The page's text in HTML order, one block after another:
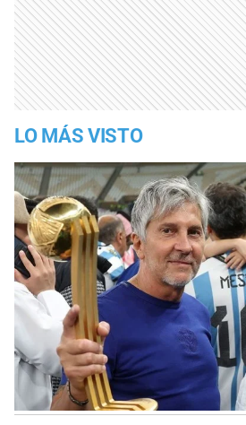
LO MÁS VISTO